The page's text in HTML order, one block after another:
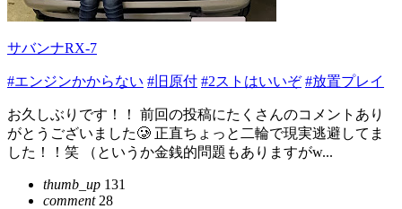
サバンナRX-7
#エンジンかからない #旧原付 #2ストはいいぞ #放置プレイ
お久しぶりです！！ 前回の投稿にたくさんのコメントあり
がとうございました🥲 正直ちょっと二輪で現実逃避してま
した！！笑 （というか金銭的問題もありますがw...
thumb_up 131
comment28